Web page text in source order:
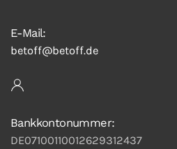
E-Mail:
betoff@betoff.de
Bankkontonummer:
DE07100110012629312437